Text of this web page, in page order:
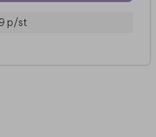
KINDERAKTE
p/st